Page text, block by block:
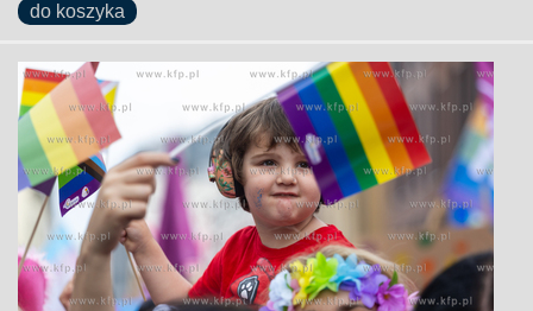
do koszyka